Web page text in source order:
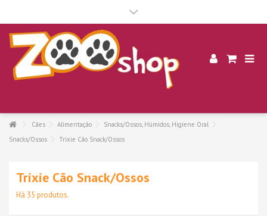
Cães Alimentação
Snacks/Ossos, Húmidos, Higiene Oral
Snacks/Ossos
Trixie Cão Snack/Ossos
Trixie Cão Snack/Ossos
Há 35 produtos.